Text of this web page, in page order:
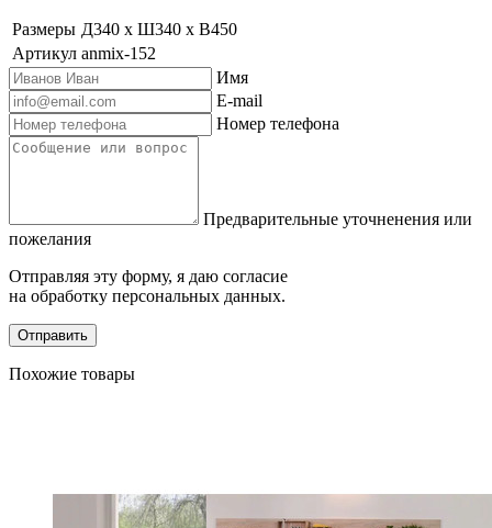
Размеры Д340 x Ш340 x В450
Артикул anmix-152
Имя
E-mail
Номер телефона
Предварительные уточненения или
пожелания
Отправляя эту форму, я даю согласие
на обработку персональных данных.
Отправить
Похожие товары